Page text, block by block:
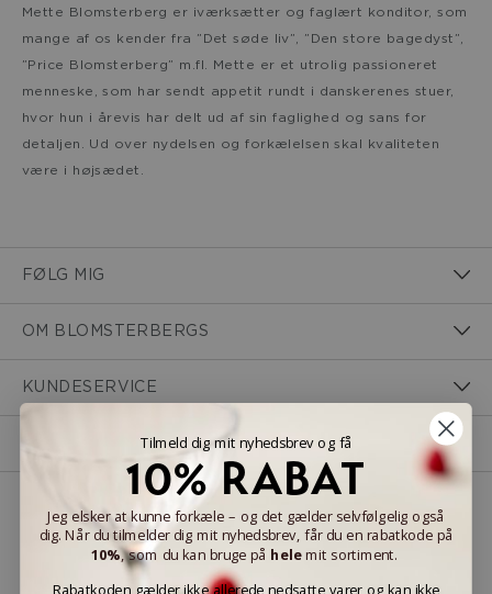
Mette Blomsterberg er iværksætter og faglært konditor, som
mange af os kender fra ”Det søde liv”, ”Den store bagedyst”,
”Price Blomsterberg” m.fl. Mette er et utrolig passioneret
menneske, som har sendt appetit rundt i danskerenes stuer,
hvor hun i årevis har delt ud af sin faglighed og sans for
detaljen. Ud over nydelsen og forkælelsen skal kvaliteten
være i højsædet.
FØLG MIG
OM BLOMSTERBERGS
KUNDESERVICE
KONTAKT MIG
NEM BETALING
Tilmeld dig mit nyhedsbrev og få
10% RABAT
Jeg elsker at kunne forkæle – og det gælder selvfølgelig også
dig. Når du tilmelder dig mit nyhedsbrev, får du en rabatkode på
10%, som du kan bruge på helemit sortiment.
Rabatkoden gælder ikke allerede nedsatte varer og kan ikke